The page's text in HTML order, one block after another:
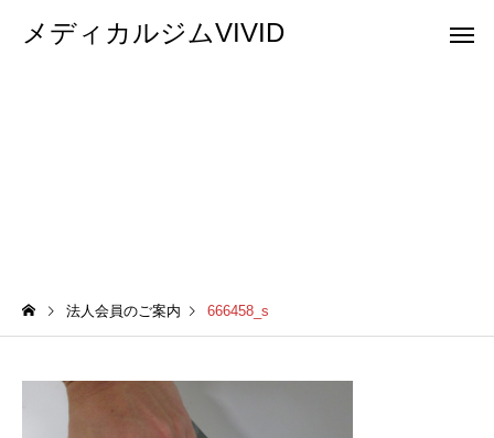
メディカルジムVIVID
法人会員のご案内 666458_s